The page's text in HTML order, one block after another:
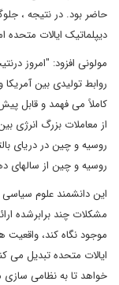
حاضر بود. در نتیجه ،
دیپلماتیک ایالات متحده
مولونی افزود: "امروز
روابط تولیدی بین
کاملاً می فهمد و قابل
از معاملات بزرگ انرژی
روسیه و چین در دریای
روسیه و چین از سالهای دهه 50 خیلی
این دانشمند علوم
مشکلات چند برابرشده
موجود نگاه کند، واقعیت
ایالات متحده تبدیل می
خواهد تا به نظامی